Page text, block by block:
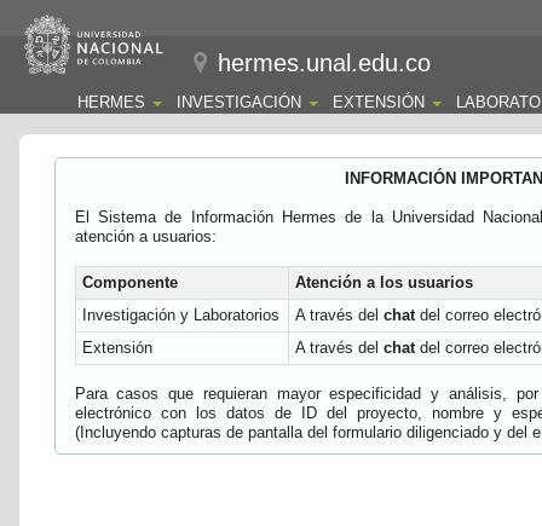
hermes.unal.edu.co
HERMES INVESTIGACIÓN EXTENSIÓN
INFORMACIÓN
El Sistema de Información Hermes de la Universidad
atención a usuarios:
Componente
Atención a los usuarios
Investigación y Laboratorios
A través del chatdel correo
Extensión
A través del chatdel correo
Para casos que requieran mayor especificidad y análisis,
electrónico con los datos de ID del proyecto, nombre y
(Incluyendo capturas de pantalla del formulario diligenciado y del